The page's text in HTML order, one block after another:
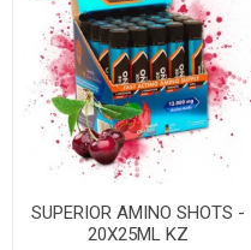
SUPERIOR AMINO SHOTS -
20X25ML KZ